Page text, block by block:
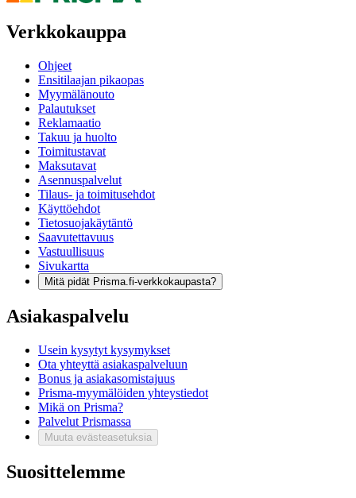
Verkkokauppa
Ohjeet
Ensitilaajan pikaopas
Myymälänouto
Palautukset
Reklamaatio
Takuu ja huolto
Toimitustavat
Maksutavat
Asennuspalvelut
Tilaus- ja toimitusehdot
Käyttöehdot
Tietosuojakäytäntö
Saavutettavuus
Vastuullisuus
Sivukartta
Mitä pidät Prisma.fi-verkkokaupasta?
Asiakaspalvelu
Usein kysytyt kysymykset
Ota yhteyttä asiakaspalveluun
Bonus ja asiakasomistajuus
Prisma-myymälöiden yhteystiedot
Mikä on Prisma?
Palvelut Prismassa
Muuta evästeasetuksia
Suosittelemme